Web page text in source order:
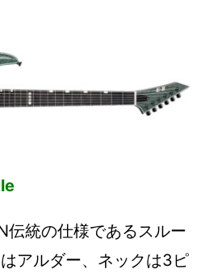
伝統の仕様であるスルー
アルダー、ネックは3ピ